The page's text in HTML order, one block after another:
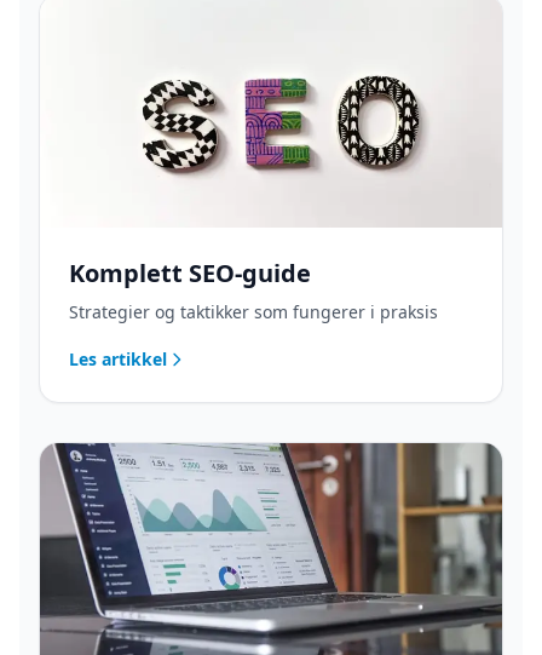
Komplett SEO-guide
Strategier og taktikker som fungerer i praksis
Les artikkel